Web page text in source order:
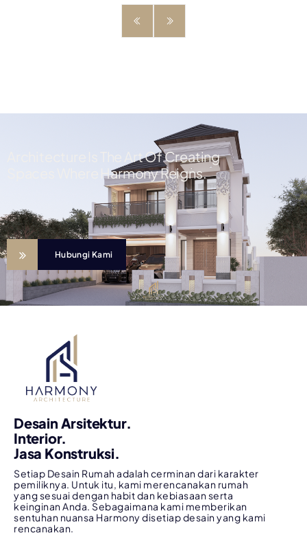
Architecture Is The Art Of Creating
Spaces Where Harmony Reigns.
Hubungi Kami
Desain Arsitektur.
Interior.
Jasa Konstruksi.
Setiap Desain Rumah adalah cerminan dari karakter
pemiliknya. Untuk itu, kami merencanakan rumah
yang sesuai dengan habit dan kebiasaan serta
keinginan Anda. Sebagaimana kami memberikan
sentuhan nuansa Harmony disetiap desain yang kami
rencanakan.